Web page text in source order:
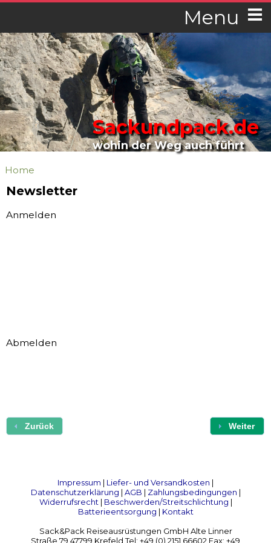
Menu
Sackundpack.de
wohin der Weg auch führt
Home
Newsletter
Anmelden
Abmelden
Weiter
Zurück
Impressum | Liefer- und Versandkosten |
Datenschutzerklärung | AGB | Zahlungsbedingungen |
Widerrufsrecht | Beschwerden/Streitschlichtung |
Batterieentsorgung | Kontakt
Sack&Pack Reiseausrüstungen GmbH Alte Linner
Straße 79 47799 Krefeld Tel: +49 (0) 2151 66602 Fax: +49